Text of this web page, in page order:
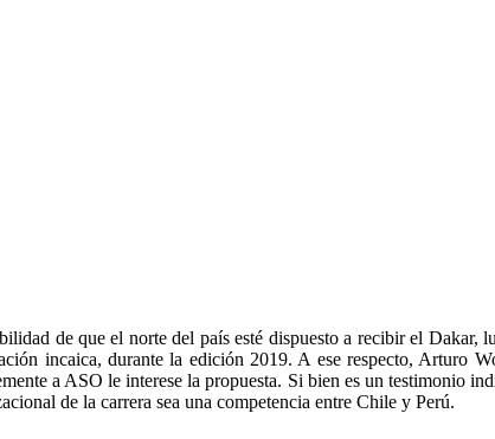
de que el norte del país esté dispuesto a recibir el Dakar,
incaica, durante la edición 2019. A ese respecto, Arturo
a ASO le interese la propuesta. Si bien es un testimonio
de la carrera sea una competencia entre Chile y Perú.